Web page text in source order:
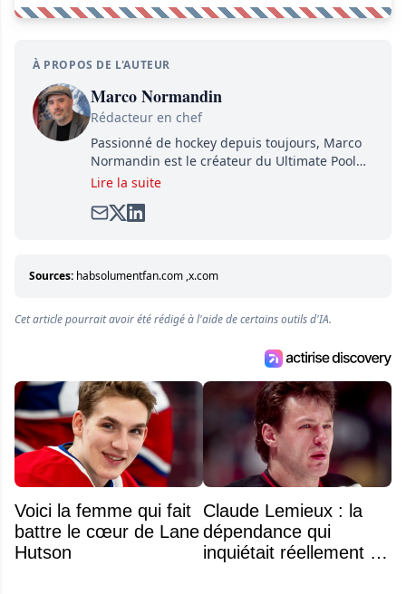
À PROPOS DE L'AUTEUR
Marco Normandin
Rédacteur en chef
Passionné de hockey depuis toujours, Marco
Normandin est le créateur du Ultimate Pool
Preview, une référence mondiale en guide de
satirique de hockey, Définitivement, Pierre.
entourant la LNH et en faire bénéficier les
lecteurs avant la compétition.
Lire la suite
Sources: habsolumentfan.com ,x.com
Cet article pourrait avoir été rédigé à l'aide de certains outils d'IA.
Voici la femme qui fait
battre le cœur de Lane
Hutson
Claude Lemieux : la
dépendance qui
inquiétait réellement sa